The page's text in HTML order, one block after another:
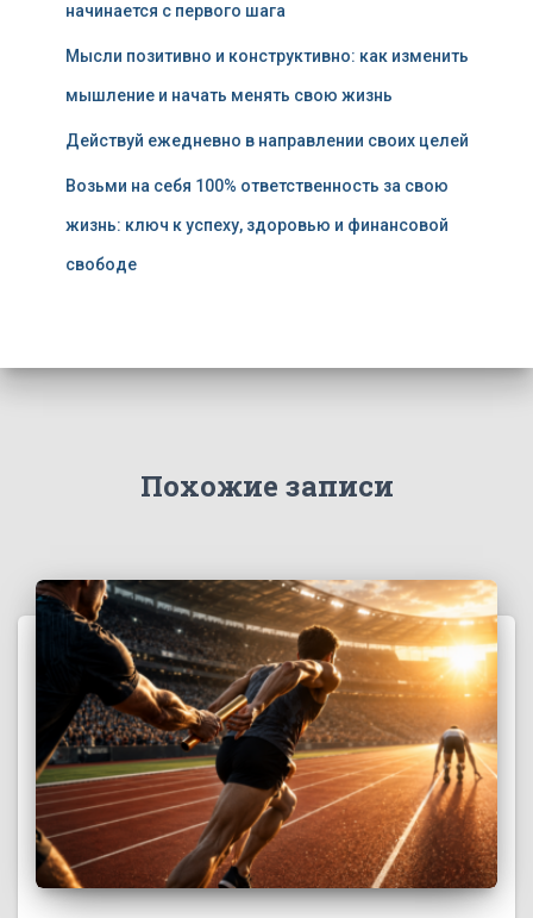
начинается с первого шага
Мысли позитивно и конструктивно: как изменить
мышление и начать менять свою жизнь
Действуй ежедневно в направлении своих целей
Возьми на себя 100% ответственность за свою
жизнь: ключ к успеху, здоровью и финансовой
свободе
Похожие записи